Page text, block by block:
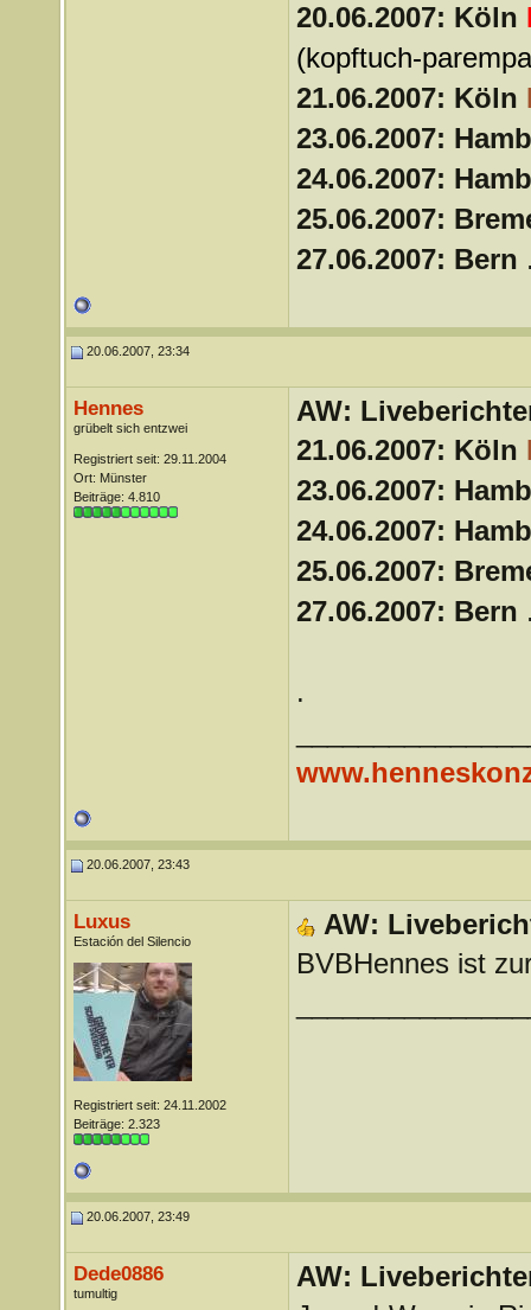
20.06.2007: Köln
(kopftuch-
21.06.2007: Köln
23.06.2007:
24.06.2007:
25.06.2007:
27.06.2007: Bern
20.06.2007, 23:34
Hennes
grübelt sich entzwei
Registriert seit: 29.11.2004
Ort: Münster
Beiträge: 4.810
AW:
21.06.2007: Köln
23.06.2007:
24.06.2007:
25.06.2007:
27.06.2007: Bern
.
20.06.2007, 23:43
Luxus
Estación del Silencio
Registriert seit: 24.11.2002
Beiträge: 2.323
AW:
BVBHennes ist
20.06.2007, 23:49
Dede0886
tumultig
AW: